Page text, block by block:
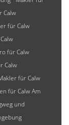
Calw
für Calw
für Calw
Calw
für Calw
für Calw Am
und